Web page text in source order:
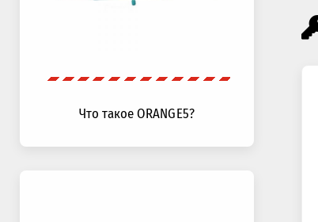
Что такое ORANGE5?